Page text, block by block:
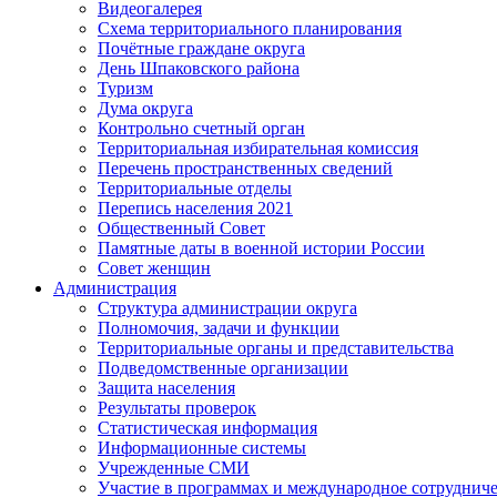
Видеогалерея
Схема территориального планирования
Почётные граждане округа
День Шпаковского района
Туризм
Дума округа
Контрольно счетный орган
Территориальная избирательная комиссия
Перечень пространственных сведений
Территориальные отделы
Перепись населения 2021
Общественный Совет
Памятные даты в военной истории России
Совет женщин
Администрация
Структура администрации округа
Полномочия, задачи и функции
Территориальные органы и представительства
Подведомственные организации
Защита населения
Результаты проверок
Статистическая информация
Информационные системы
Учрежденные СМИ
Участие в программах и международное